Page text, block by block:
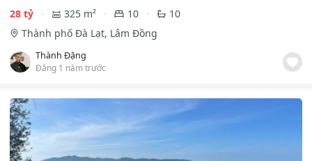
28 tỷ
325 m² 10
10
Thành phố Đà Lạt, Lâm Đồng
Thành Đặng
Đăng 1 năm trước